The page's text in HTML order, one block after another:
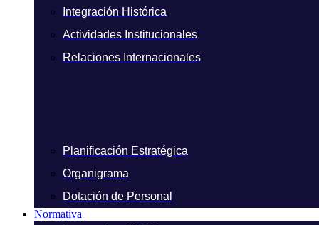
Integración Histórica
Actividades Institucionales
Relaciones Internacionales
Planificación Estratégica
Organigrama
Dotación de Personal
Normativa